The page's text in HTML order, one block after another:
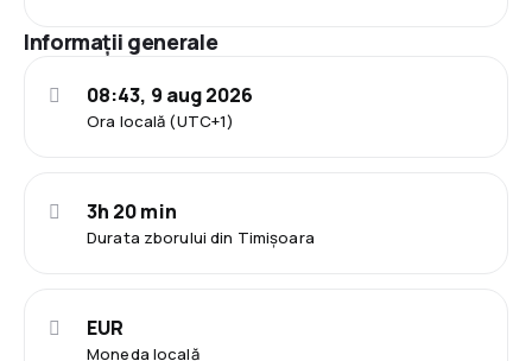
Informații generale
Ora locală (UTC+1)
08:43, 9 aug 2026
Durata zborului din Timișoara
3h 20 min
Moneda locală
EUR